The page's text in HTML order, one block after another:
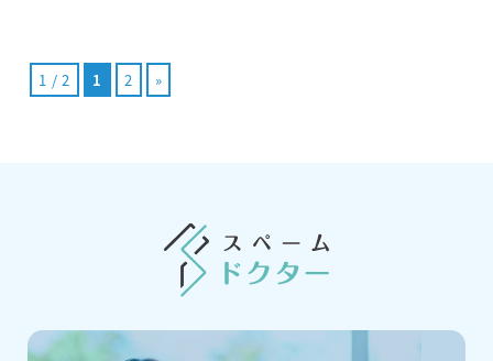
1 / 2 1 2 »